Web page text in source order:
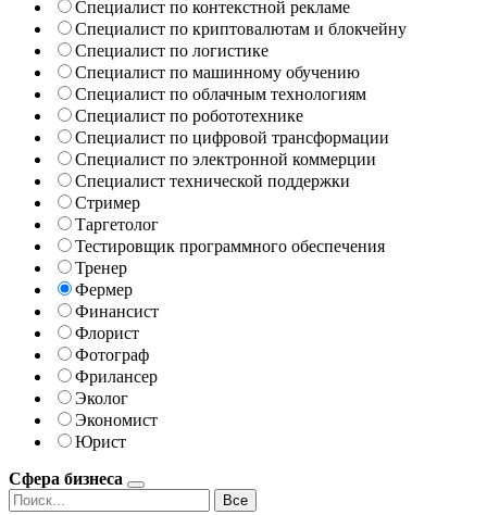
Специалист по контекстной рекламе
Специалист по криптовалютам и блокчейну
Специалист по логистике
Специалист по машинному обучению
Специалист по облачным технологиям
Специалист по робототехнике
Специалист по цифровой трансформации
Специалист по электронной коммерции
Специалист технической поддержки
Стример
Таргетолог
Тестировщик программного обеспечения
Тренер
Фермер
Финансист
Флорист
Фотограф
Фрилансер
Эколог
Экономист
Юрист
Сфера бизнеса
Все